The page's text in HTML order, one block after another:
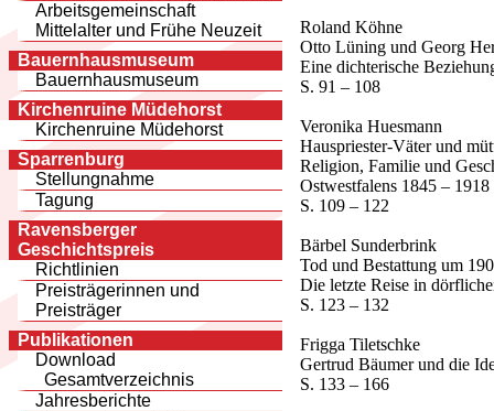
Arbeitsgemeinschaft
Mittelalter und Frühe Neuzeit
Bauernhausmuseum
Bauernhausmuseum
Kirchenruine Müdehorst
Kirchenruine Müdehorst
Sparrenburg
Stellungnahme
Tagung
Ravensberger
Geschichtspreis
Richtlinien
Preisträgerinnen und
Preisträger
Publikationen
Download
Gesamtverzeichnis
Jahresberichte
Roland Köhne
Otto Lüning und Georg
Eine dichterische
S. 91 – 108
Veronika Huesmann
Hauspriester-Väter und
Religion, Familie und
Ostwestfalens 1845 – 1918
S. 109 – 122
Bärbel Sunderbrink
Tod und Bestattung um
Die letzte Reise in
S. 123 – 132
Frigga Tiletschke
Gertrud Bäumer und die
S. 133 – 166